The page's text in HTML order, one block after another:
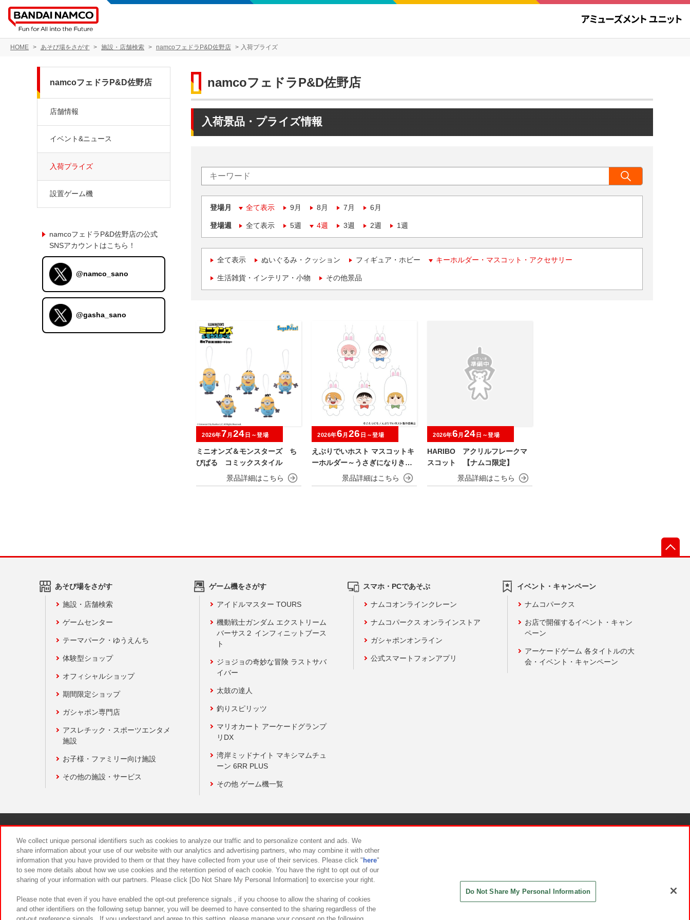
HOME あそび場をさがす 施設・店舗検索 namcoフェドラP&D佐野店 入荷プライズ
namcoフェドラP&D佐野店
入荷景品・プライズ情報
登場月 全て表示 9月 8月 7月 6月
登場週 全て表示 5週 4週 3週 2週 1週
全て表示 ぬいぐるみ・クッション フィギュア・ホビー キーホルダー・マスコット・アクセサリー
生活雑貨・インテリア・小物 その他景品
ミニオンズ＆モンスターズ ち
びぱる コミックスタイル
2026年7 月 24 日～登場
えぶりでいホスト マスコットキ
ーホルダー～うさぎになりきら
2026年6 月 26 日～登場
HARIBO アクリルフレークマ
スコット 【ナムコ限定】
2026年6 月 24 日～登場
namcoフェドラP&D佐野店
店舗情報
イベント&ニュース
入荷プライズ
設置ゲーム機
namcoフェドラP&D佐野店の公式
SNSアカウントはこちら！
@namco_sano
@gasha_sano
あそび場をさがす
施設・店舗検索
ゲームセンター
テーマパーク・ゆうえんち
体験型ショップ
オフィシャルショップ
期間限定ショップ
ガシャポン専門店
アスレチック・スポーツエンタメ
施設
お子様・ファミリー向け施設
その他の施設・サービス
ゲーム機をさがす
アイドルマスター TOURS
機動戦士ガンダム エクストリーム
バーサス２ インフィニットブース
ト
ジョジョの奇妙な冒険 ラストサバ
イバー
太鼓の達人
釣りスピリッツ
マリオカート アーケードグランプ
リDX
湾岸ミッドナイト マキシマムチュ
ーン 6RR PLUS
その他 ゲーム機一覧
スマホ・PCであそぶ
ナムコオンラインクレーン
ナムコパークス オンラインストア
ガシャポンオンライン
公式スマートフォンアプリ
イベント・キャンペーン
ナムコパークス
お店で開催するイベント・キャン
ペーン
アーケードゲーム 各タイトルの大
会・イベント・キャンペーン
食品のご提供について カスタマーハラスメント対応方針
We collect unique personal identifiers such as cookies to analyze our traffic and to personalize content and ads. We
share information about your use of our website with our analytics and advertising partners, who may combine it with other
information that you have provided to them or that they have collected from your use of their services. Please click " here"
to see more details about how we use cookies and the retention period of each cookie. You have the right to opt out of our
sharing of your information with our partners. Please click [Do Not Share My Personal Information] to exercise your right.
Please note that even if you have enabled the opt-out preference signals , if you choose to allow the sharing of cookies
and other identifiers on the following setup banner, you will be deemed to have consented to the sharing regardless of the
Do Not Share My Personal Information